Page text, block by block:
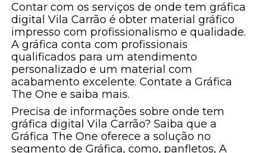
Contar com os serviços de onde tem gráfica
digital Vila Carrão é obter material gráfico
impresso com profissionalismo e qualidade.
A gráfica conta com profissionais
qualificados para um atendimento
personalizado e um material com
acabamento excelente. Contate a Gráfica
The One e saiba mais.
Precisa de informações sobre onde tem
gráfica digital Vila Carrão? Saiba que a
Gráfica The One oferece a solução no
segmento de Gráfica, como, panfletos, A